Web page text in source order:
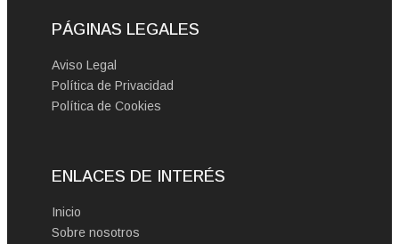
PÁGINAS LEGALES
Aviso Legal
Política de Privacidad
Política de Cookies
ENLACES DE INTERÉS
Inicio
Sobre nosotros